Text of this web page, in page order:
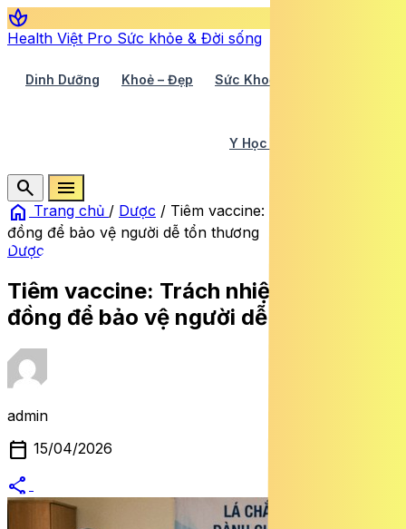
spa
Health Việt Pro Sức khỏe & Đời sống
Dinh Dưỡng Khoẻ – Đẹp Sức Khoẻ TV
Y Học Cổ Truyền
search
menu
home Trang chủ / Dược / Tiêm vaccine: Trách nhiệm cộng
đồng để bảo vệ người dễ tổn thương
Dược
Tiêm vaccine: Trách nhiệm cộng
đồng để bảo vệ người dễ tổn thương
admin
calendar_today 15/04/2026
share